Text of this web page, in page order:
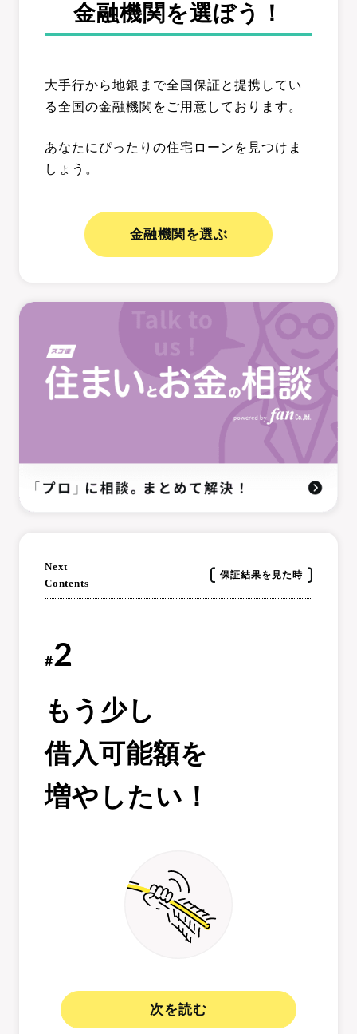
金融機関を選ぼう！
大手行から地銀まで全国保証と提携してい
る全国の金融機関をご用意しております。
あなたにぴったりの住宅ローンを見つけま
しょう。
金融機関を選ぶ
Next
Contents
保証結果を見た時
#2
もう少し
借入可能額を
増やしたい！
次を読む